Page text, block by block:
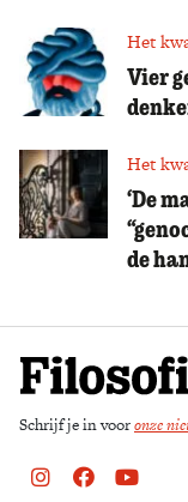
Het
Vier
Het
‘De
de
Schrijf je in vooronze
Instagram
FacebookYoutube